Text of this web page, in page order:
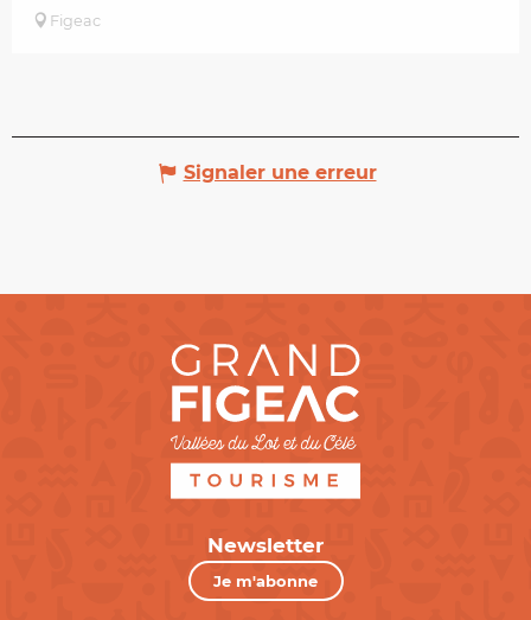
Figeac
Signaler une erreur
Newsletter
Je m'abonne